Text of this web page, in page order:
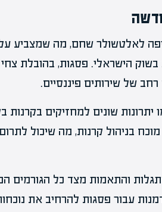
לאלטשולר שחם, מה שמצביע על
הישראלי. פסגות, בהובלת צחי
של שירותים פיננסיים.
שונים למחזיקים בקרנות
מוכח בניהול קרנות, מה שיכול
והתאמות מצד כל הגורמים
עבור פסגות להרחיב את